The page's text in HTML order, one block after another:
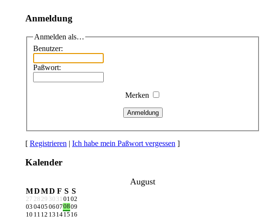
Anmeldung
Anmelden als…
Benutzer:
Paßwort:
Merken
Anmeldung
[ Registrieren | Ich habe mein Paßwort vergessen ]
Kalender
August
MDMD F S S
27 28 29 30 31 0102
03 0405 06070809
10 11 12 13 1415 16